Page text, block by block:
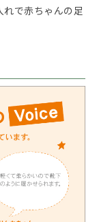
で赤ちゃんの足